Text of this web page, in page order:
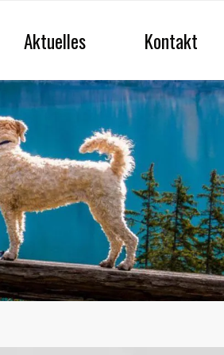
Aktuelles Kontakt